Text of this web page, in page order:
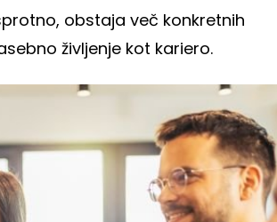
obstaja več konkretnih
življenje kot kariero.